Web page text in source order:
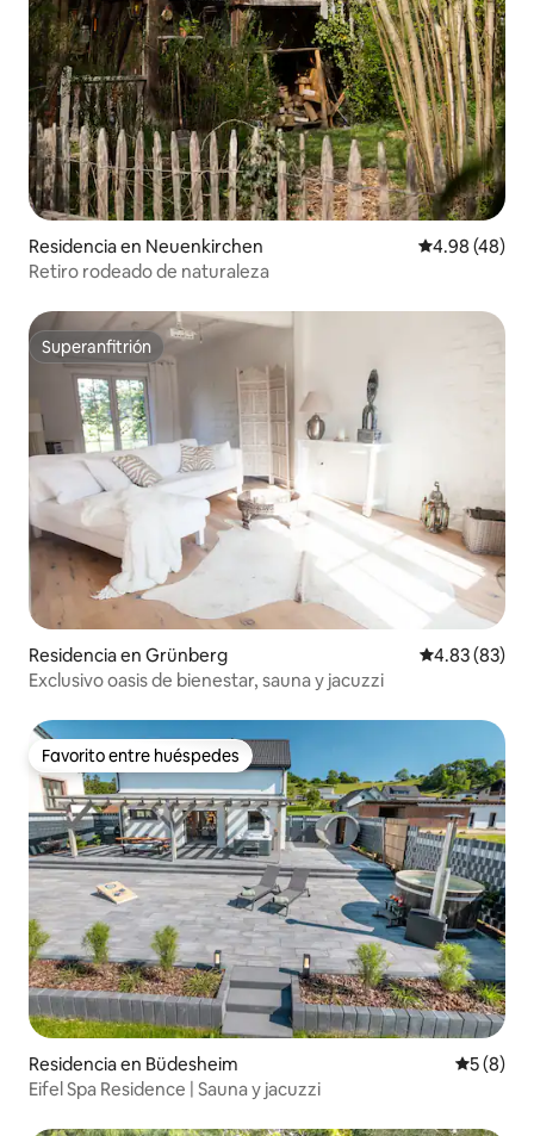
Residencia en Neuenkirchen Calificación
4.98 (48)
Retiro rodeado de naturaleza
Superanfitrión
Superanfitrión
Residencia en Grünberg Calificación
4.83 (83)
Exclusivo oasis de bienestar, sauna y jacuzzi
Favorito entre huéspedes
Favorito entre huéspedes
Residencia en Büdesheim
5 (8)
Eifel Spa Residence | Sauna y jacuzzi